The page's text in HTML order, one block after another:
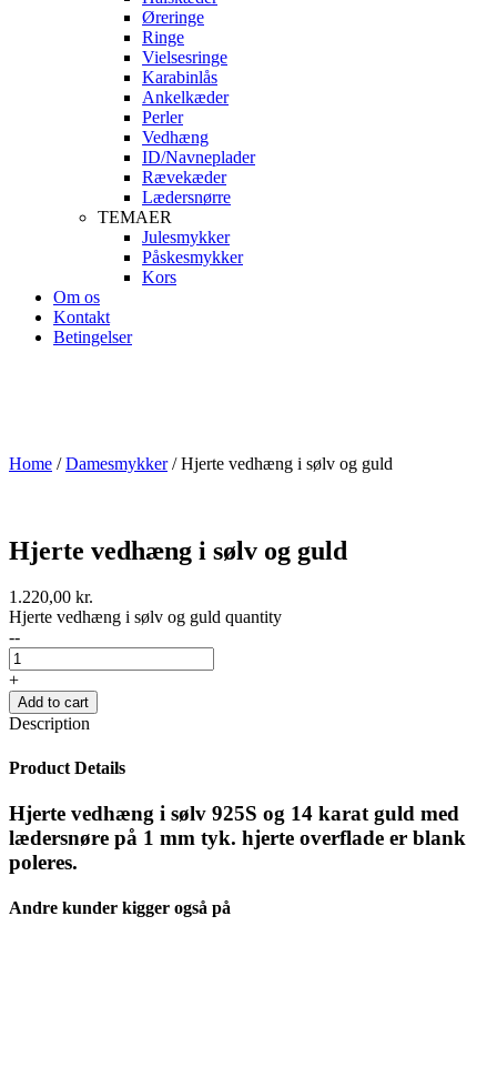
Øreringe
Ringe
Vielsesringe
Karabinlås
Ankelkæder
Perler
Vedhæng
ID/Navneplader
Rævekæder
Lædersnørre
TEMAER
Julesmykker
Påskesmykker
Kors
Om os
Kontakt
Betingelser
Home /Damesmykker/ Hjerte vedhæng i sølv og guld
Hjerte vedhæng i sølv og guld
1.220,00 kr.
Hjerte vedhæng i sølv og guld quantity
--
+
Add to cart
Description
Product Details
Hjerte vedhæng i sølv 925S og 14 karat guld med
lædersnøre på 1 mm tyk. hjerte overflade er blank
poleres.
Andre kunder kigger også på